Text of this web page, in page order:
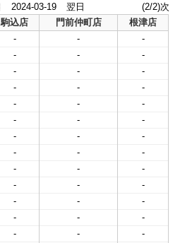
2024-03-19 翌日
(2/2)次
駒込店 門前仲町店
根津店
- -
-
- -
-
- -
-
- -
-
- -
-
- -
-
- -
-
- -
-
- -
-
- -
-
- -
-
- -
-
- -
-